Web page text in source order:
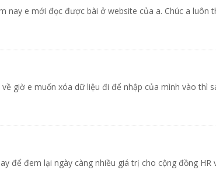
nay e mới đọc được bài ở website của a. Chúc a luôn
giờ e muốn xóa dữ liệu đi để nhập của mình vào thì
để đem lại ngày càng nhiều giá trị cho cộng đồng HR